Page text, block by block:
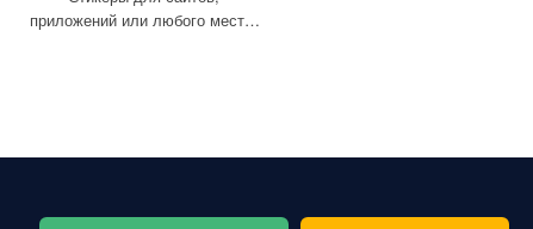
приложений или любого места,